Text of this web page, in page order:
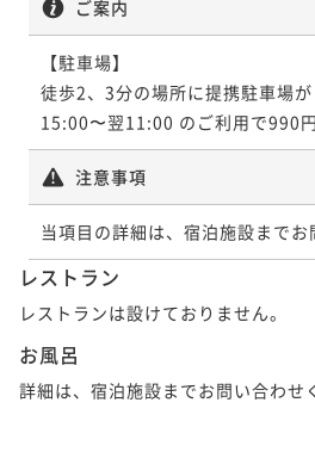
素泊まり 現地決済可
ポイントアップ
ネス利用にも最適です。(朝食付
朝食付き 現地決済可
ポイント即
ご案内
【駐車場】
徒歩2、3分の場所に提携駐車場が
15:00〜翌11:00 のご利用で990
注意事項
当項目の詳細は、宿泊施設までお
レストラン
レストランは設けておりません。
お風呂
詳細は、宿泊施設までお問い合わせ